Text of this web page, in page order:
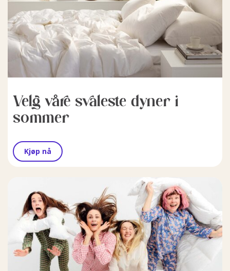
Velg våre svaleste dyner i
sommer
Kjøp nå